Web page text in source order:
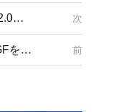
VisionNav Robotics －AGF RCS 2.0最新バージョン、柔軟な物流を可能にする「ソフトパワー」！ 次
VisionNav Robotics Japan最新AGFを見学できるショールームを開設！ 前